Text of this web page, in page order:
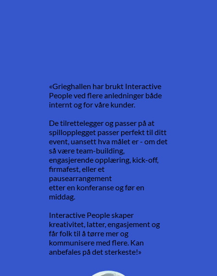
«Grieghallen har brukt Interactive
People ved flere anledninger både
internt og for våre kunder.
De tilrettelegger og passer på at
spillopplegget passer perfekt til ditt
event, uansett hva målet er - om det
så være team-building,
engasjerende opplæring, kick-off,
firmafest, eller et
pausearrangement
etter en konferanse og før en
middag.
Interactive People skaper
kreativitet, latter, engasjement og
får folk til å tørre mer og
kommunisere med flere. Kan
anbefales på det sterkeste!»